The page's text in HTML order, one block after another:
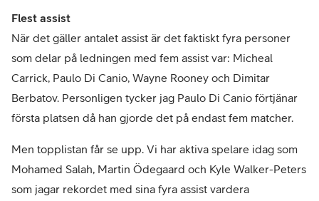
Flest assist
När det gäller antalet assist är det faktiskt fyra personer
som delar på ledningen med fem assist var: Micheal
Carrick, Paulo Di Canio, Wayne Rooney och Dimitar
Berbatov. Personligen tycker jag Paulo Di Canio förtjänar
första platsen då han gjorde det på endast fem matcher.
Men topplistan får se upp. Vi har aktiva spelare idag som
Mohamed Salah, Martin Ödegaard och Kyle Walker-Peters
som jagar rekordet med sina fyra assist vardera